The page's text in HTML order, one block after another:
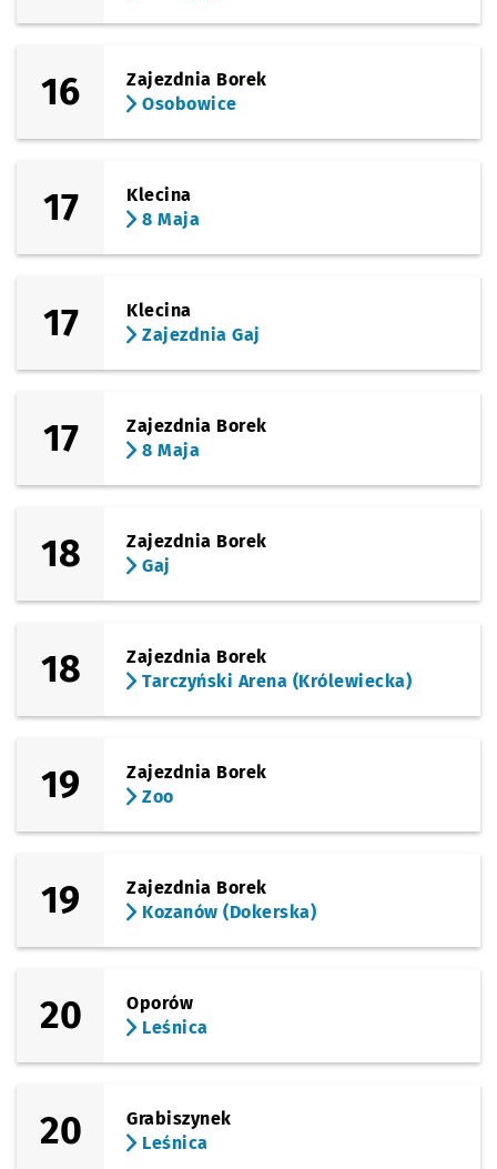
16
Zajezdnia Borek
Osobowice
17
Klecina
8 Maja
17
Klecina
Zajezdnia Gaj
17
Zajezdnia Borek
8 Maja
18
Zajezdnia Borek
Gaj
18
Zajezdnia Borek
Tarczyński Arena (Królewiecka)
19
Zajezdnia Borek
Zoo
19
Zajezdnia Borek
Kozanów (Dokerska)
20
Oporów
Leśnica
20
Grabiszynek
Leśnica